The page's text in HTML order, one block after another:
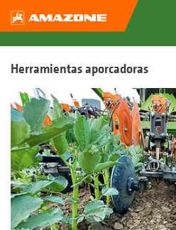
Herramientas aporcadoras